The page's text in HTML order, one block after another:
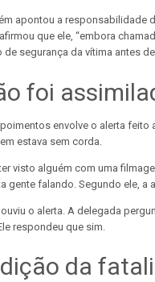
apontou a responsabilidade
que ele, “embora
segurança da vítima antes
foi
envolve o alerta feito
estava sem corda.
visto alguém com uma
gente falando. Segundo ele, a
o alerta. A delegada
respondeu que sim.
da